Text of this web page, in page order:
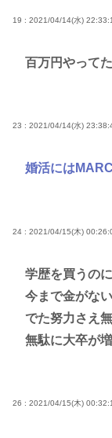
19 : 2021/04/14(水)
百万円やって
23 : 2021/04/14(水)
婚活には
24 : 2021/04/15(木)
学歴を買うの
今まで金がな
でた努力さえ
無駄に大卒が
26 : 2021/04/15(木)